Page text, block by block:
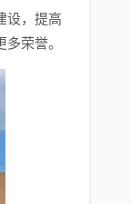
设，提高
荣誉。